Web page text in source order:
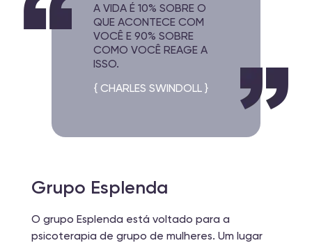
A VIDA É 10% SOBRE O
QUE ACONTECE COM
VOCÊ E 90% SOBRE
COMO VOCÊ REAGE A
ISSO.
{ CHARLES SWINDOLL }
Grupo Esplenda
O grupo Esplenda está voltado para a
psicoterapia de grupo de mulheres. Um lugar